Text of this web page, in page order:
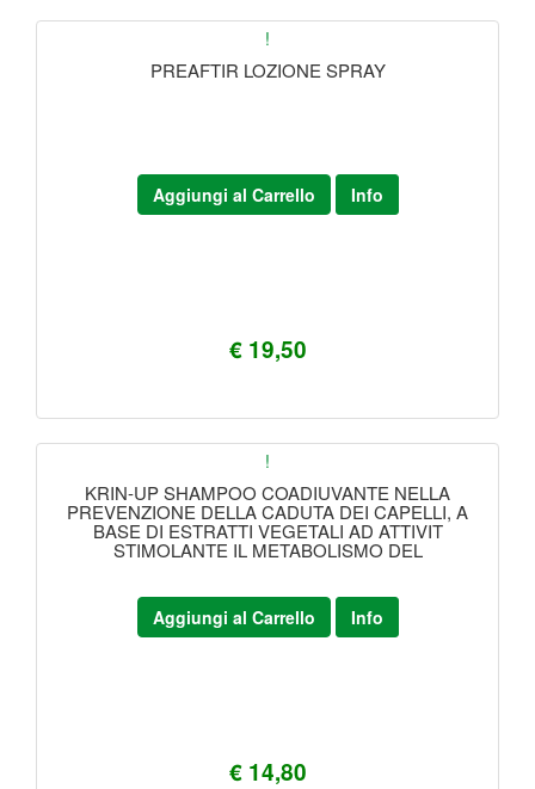
!
PREAFTIR LOZIONE SPRAY
€ 19,50
Aggiungi al Carrello Info
!
KRIN-UP SHAMPOO COADIUVANTE NELLA
PREVENZIONE DELLA CADUTA DEI CAPELLI, A
BASE DI ESTRATTI VEGETALI AD ATTIVIT
STIMOLANTE IL METABOLISMO DEL
€ 14,80
Aggiungi al Carrello Info